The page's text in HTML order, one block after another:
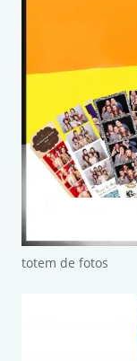
totem de fotos